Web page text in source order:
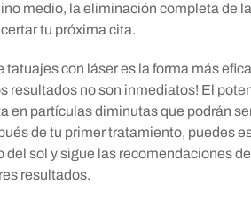
medio, la eliminación completa de
tu próxima cita.
tatuajes con láser es la forma más
resultados no son inmediatos! El
en partículas diminutas que podrán
de tu primer tratamiento, puedes
del sol y sigue las recomendaciones
resultados.